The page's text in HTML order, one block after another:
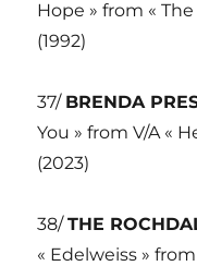
Hope » from «
(1992)
37/ BRENDA
You » from V/A «
(2023)
38/THE
« Edelweiss »